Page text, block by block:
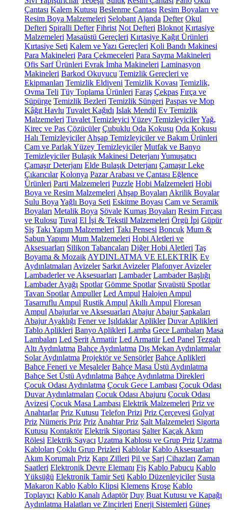
Çantası Kalem Kutusu Beslenme Çantası Resim Boyaları ve
Resim Boya Malzemeleri Selobant Ajanda Defter Okul
Defteri Spiralli Defter Fihrist Not Defteri Bloknot Kırtasiye
Malzemeleri Masaüstü Gereçleri Kırtasiye Kağıt Ürünleri
Kırtasiye Seti Kalem ve Yazı Gereçleri Koli Bandı Makinesi
Para Makineleri Para Çekmeceleri Para Sayma Makineleri
Ofis Sarf Ürünleri Evrak İmha Makineleri Laminasyon
Makineleri Barkod Okuyucu Temizlik Gereçleri ve
Ekipmanları Temizlik Eldiveni Temizlik Kovası Temizlik,
Ovma Teli Tüy Toplama Ürünleri Faraş Çekpas Fırça ve
Süpürge Temizlik Bezleri Temizlik Süngeri Paspas ve Mop
Kâğıt Havlu Tuvalet Kağıdı Islak Mendil Ev Temizlik
Malzemeleri Tuvalet Temizleyici Yüzey TemizleyicilerYağ,
Kireç ve Pas Çözücüler Çubuklu Oda Kokusu Oda Kokusu
Halı Temizleyiciler Ahşap Temizleyiciler ve Bakım Ürünleri
Cam ve Parlak Yüzey Temizleyiciler Mutfak ve Banyo
Temizleyiciler Bulaşık Makinesi Deterjanı Yumuşatıcı
Çamaşır Deterjanı Elde Bulaşık Deterjanı Çamaşır Leke
Çıkarıcılar Kolonya Pazar Arabası ve Çantası Eğlence
Ürünleri Parti Malzemeleri Puzzle Hobi Malzemeleri Hobi
Boya ve Resim Malzemeleri Ahşap Boyaları Akrilik Boyalar
Sulu Boya Yağlı Boya Seti Eskitme Boyası Cam ve Seramik
Boyaları Metalik Boya Şövale Kumaş Boyaları Resim Fırçası
ve Rulosu Tuval El İşi & Tekstil Malzemeleri Örgü İpi Güpür
Şiş Takı Yapım Malzemeleri Takı Pensesi Boncuk Mum &
Sabun Yapımı Mum Malzemeleri Hobi Aletleri ve
Aksesuarları Silikon Tabancaları Diğer Hobi Aletleri Taş
Boyama & Mozaik AYDINLATMA VE ELEKTRİK Ev
Aydınlatmaları Avizeler Sarkıt Avizeler Plafonyer Avizeler
Lambaderler ve Aksesuarları Lambader Lambader Başlığı
Lambader Ayağı Spotlar Gömme Spotlar Sıvaüstü Spotlar
Tavan Spotlar Ampuller Led Ampul Halojen Ampul
Tasarruflu Ampul Rustik Ampul Akıllı Ampul Floresan
Ampul Abajurlar ve Aksesuarları Abajur Abajur Şapkaları
Abajur Ayaklığı Fener ve Işıldaklar Aplikler Duvar Aplikleri
Tablo Aplikleri Banyo Aplikleri Lamba Gece Lambaları Masa
Lambaları Led Şerit Armatür Led Armatür Led Panel Tezgah
Altı Aydınlatma Bahçe Aydınlatma Dış Mekan Aydınlatmalar
Solar Aydınlatma Projektör ve Sensörler Bahçe Aplikleri
Bahçe Feneri ve Meşaleler Bahçe Masa Üstü Aydınlatma
Bahçe Set Üstü Aydınlatma Bahçe Aydınlatma Direkleri
Çocuk Odası Aydınlatma Çocuk Gece Lambası Çocuk Odası
Duvar Aydınlatmaları Çocuk Odası Abajuru Çocuk Odası
Avizesi Çocuk Masa Lambası Elektrik Malzemeleri Priz ve
Anahtarlar Priz Kutusu Telefon Prizi Priz Çerçevesi Golyat
Priz Nümeris Priz Priz Anahtar Priz Şalt Malzemeleri Sigorta
Kutusu Kontaktör Elektrik Sigortası Şalter Kaçak Akım
Rölesi Elektrik Sayacı Uzatma Kablosu ve Grup Priz Uzatma
Kabloları Çoklu Grup Prizleri Kablolar Kablo Aksesuarları
Akım Korumalı Priz Kapı Zilleri Pil ve Şarj Cihazları Zaman
Saatleri Elektronik Devre Elemanı Fiş Kablo Pabucu Kablo
Yüksüğü Elektronik Tamir Seti Kablo Düzenleyiciler Susta
Makaron Kablo Kablo Klipsi Klemens Kroşe Kablo
Toplayıcı Kablo Kanalı Adaptör Duy Buat Kutusu ve Kapağı
Aydınlatma Halatları ve Zincirleri Enerji Sistemleri Güneş